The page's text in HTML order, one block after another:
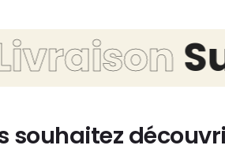
souhaitez